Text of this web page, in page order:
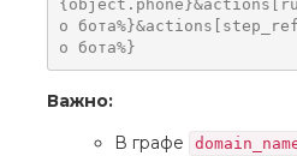
о
о бота%}
Важно:
В графе